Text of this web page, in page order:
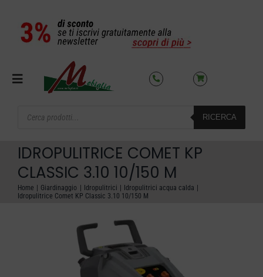
contenuto
Toggle
OFFERTE DEL MESE
search
RICERCA
IDROPULITRICE COMET KP
CLASSIC 3.10 10/150 M
Home Giardinaggio Idropulitrici
Idropulitrici acqua calda
Idropulitrice Comet KP Classic 3.10 10/150 M